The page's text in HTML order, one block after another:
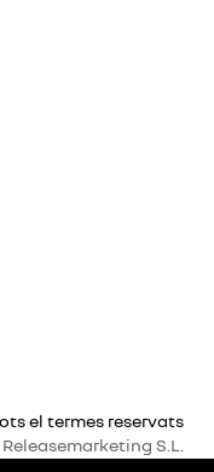
el termes reservats
Releasemarketing S.L.